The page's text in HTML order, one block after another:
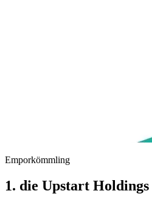
Emporkömmling
1. die Upstart Holdings